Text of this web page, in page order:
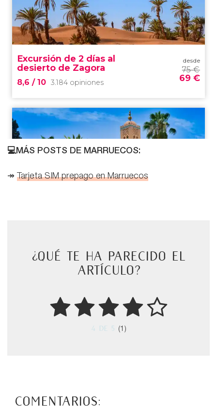
💻MÁS POSTS DE MARRUECOS:
↠ Tarjeta SIM prepago en Marruecos
¿Qué te ha parecido el
artículo?
4 de 5 (1)
Comentarios: